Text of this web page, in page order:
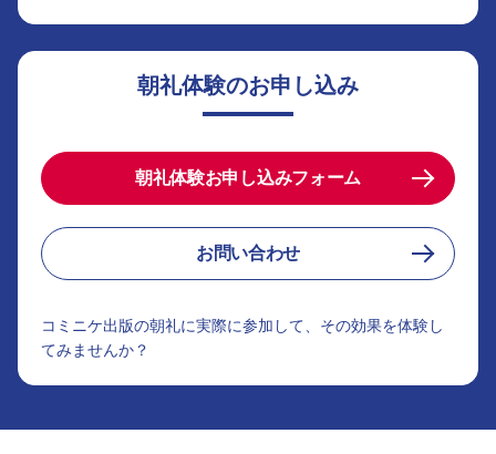
朝礼体験のお申し込み
朝礼体験お申し込みフォーム
お問い合わせ
コミニケ出版の朝礼に実際に参加して、その効果を体験し
てみませんか？